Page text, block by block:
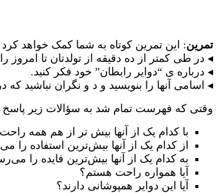
تمرین: این تمرین کوتاه به شما کمک خواهد
◂ در طی کمتر از ده دقیقه از تولدتان تا امروز
◂ درباره ی “دوایر رابطان” خود فکر کنید.
◂ اسامی آنها را بنویسید و د و نگران نباشید
وقتی که فهرست تمام شد به سؤالات زیر پاسخ
با کدام یک از آنها بیش تر از هم همه
از کدام یک از آنها بیش‌ترین استفاده را
به کدام یک از آنها بیش‌ترین فایده را
آیا همواره راحت هستم؟
آیا این دوایر همپوشانی دارند؟